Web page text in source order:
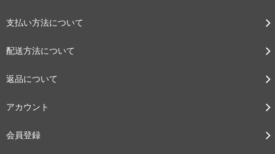
支払い方法について
配送方法について
返品について
アカウント
会員登録